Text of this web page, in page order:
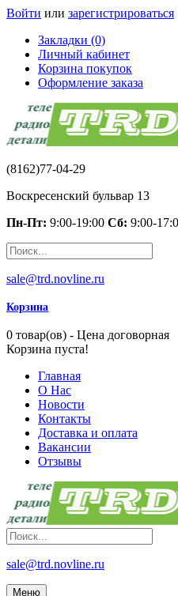
Войти или зарегистрироваться
Закладки (0)
Личный кабинет
Корзина покупок
Оформление заказа
(8162)77-04-29
Воскресенский бульвар 13
Пн-Пт: 9:00-19:00 Сб: 9:00-
sale@trd.novline.ru
Корзина
0 товар(ов) - Цена договорная
Корзина пуста!
Главная
О Нас
Новости
Контакты
Доставка и оплата
Вакансии
Отзывы
sale@trd.novline.ru
Меню